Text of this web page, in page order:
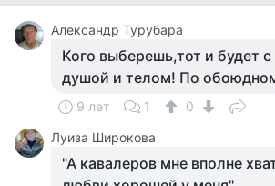
Александр Турубара
Кого выберешь,тот и будет
душой и телом! По
9 лет 1
0
Луиза Широкова
"А кавалеров мне вполне